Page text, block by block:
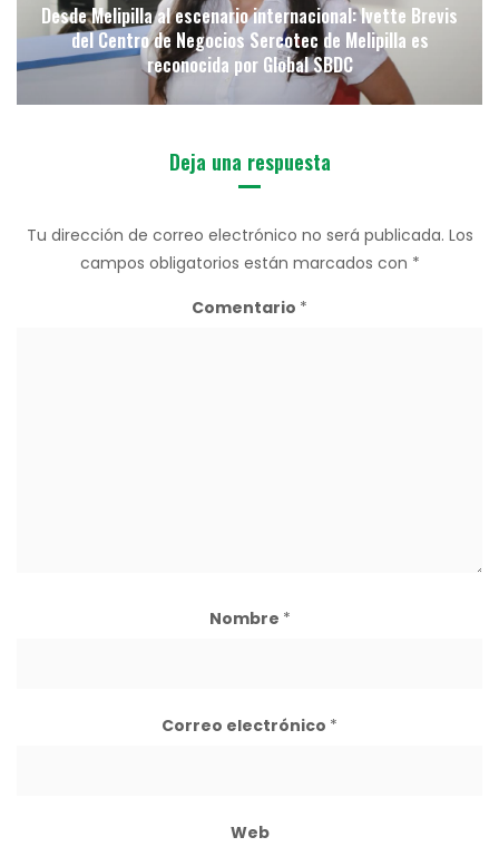
Desde Melipilla al escenario internacional: Ivette Brevis
del Centro de Negocios Sercotec de Melipilla es
reconocida por Global SBDC
Deja una respuesta
Tu dirección de correo electrónico no será publicada. Los
campos obligatorios están marcados con *
Comentario *
Nombre *
Correo electrónico *
Web